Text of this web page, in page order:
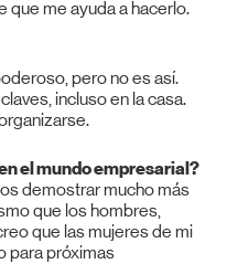
me ayuda a hacerlo.
pero no es así.
incluso en la casa.
el mundo empresarial?
demostrar mucho más
que los hombres,
que las mujeres de mi
para próximas